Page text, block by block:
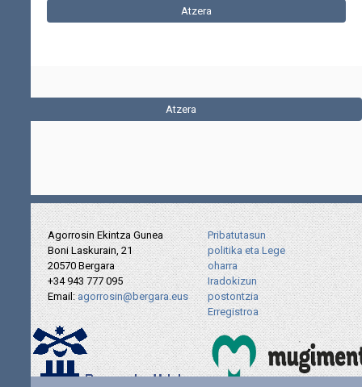
Atzera
Atzera
Agorrosin Ekintza Gunea
Boni Laskurain, 21
20570 Bergara
+34 943 777 095
Email:agorrosin@bergara.eus
Pribatutasun
politika eta Lege
oharra
Iradokizun
postontzia
Erregistroa